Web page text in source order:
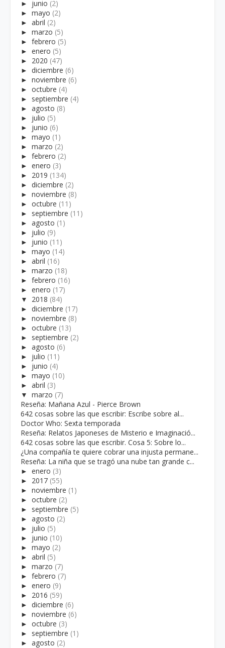
► junio (2)
► mayo (2)
► abril (2)
► marzo (5)
► febrero (5)
► enero (5)
► 2020 (47)
► diciembre (6)
► noviembre (6)
► octubre (4)
► septiembre (4)
► agosto (8)
► julio (5)
► junio (6)
► mayo (1)
► marzo (2)
► febrero (2)
► enero (3)
► 2019 (134)
► diciembre (2)
► noviembre (8)
► octubre (11)
► septiembre (11)
► agosto (1)
► julio (9)
► junio (11)
► mayo (14)
► abril (16)
► marzo (18)
► febrero (16)
► enero (17)
▼
2018 (84)
► diciembre (17)
► noviembre (8)
► octubre (13)
► septiembre (2)
► agosto (6)
► julio (11)
► junio (4)
► mayo (10)
► abril (3)
▼ marzo (7)
Reseña: Mañana Azul - Pierce Brown
642 cosas sobre las que escribir: Escribe sobre al...
Doctor Who: Sexta temporada
Reseña: Relatos Japoneses de Misterio e Imaginació...
642 cosas sobre las que escribir. Cosa 5: Sobre lo...
¿Una compañía te quiere cobrar una injusta permane...
Reseña: La niña que se tragó una nube tan grande c...
► enero (3)
► 2017 (55)
► noviembre (1)
► octubre (2)
► septiembre (5)
► agosto (2)
► julio (5)
► junio (10)
► mayo (2)
► abril (5)
► marzo (7)
► febrero (7)
► enero (9)
► 2016 (59)
► diciembre (6)
► noviembre (6)
► octubre (3)
► septiembre (1)
► agosto (2)